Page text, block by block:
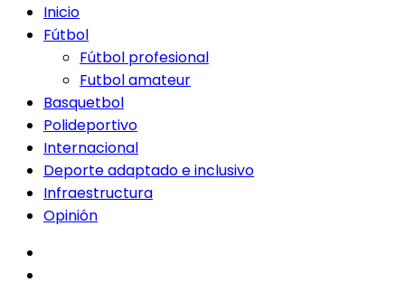
Inicio
Fútbol
Fútbol profesional
Futbol amateur
Basquetbol
Polideportivo
Internacional
Deporte adaptado e inclusivo
Infraestructura
Opinión